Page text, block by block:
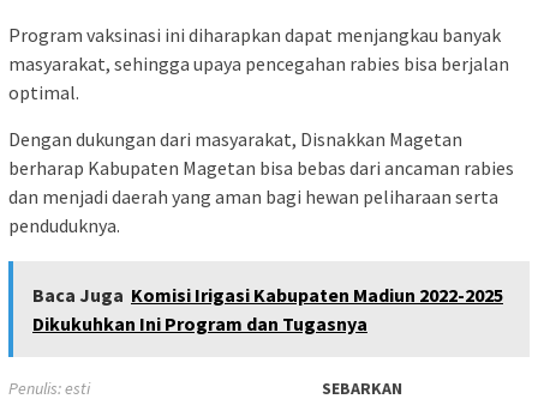
Program vaksinasi ini diharapkan dapat menjangkau banyak
masyarakat, sehingga upaya pencegahan rabies bisa berjalan
optimal.
Dengan dukungan dari masyarakat, Disnakkan Magetan
berharap Kabupaten Magetan bisa bebas dari ancaman rabies
dan menjadi daerah yang aman bagi hewan peliharaan serta
penduduknya.
Baca Juga Komisi Irigasi Kabupaten Madiun 2022-2025
Dikukuhkan Ini Program dan Tugasnya
Penulis: esti SEBARKAN